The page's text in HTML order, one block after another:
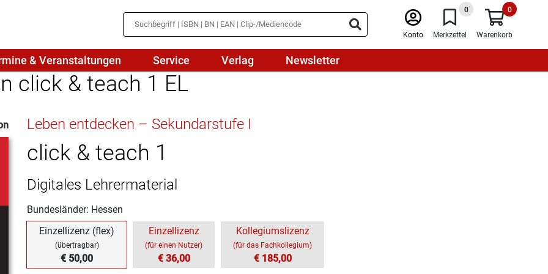
Konto
0
Merkzettel
0
Warenkorb
Medienbildung
Naturwissenschaften/NuT
Physik
Politik
Religion
Spanisch
& Veranstaltungen Service Verlag Newsletter
click & teach 1 EL
Leben entdecken – Sekundarstufe I
click & teach 1
Digitales Lehrermaterial
Bundesländer: Hessen
Einzellizenz (flex)
(übertragbar)
€ 50,00
Einzellizenz
(für einen Nutzer)
€ 36,00
Kollegiumslizenz
(für das Fachkollegium)
€ 185,00